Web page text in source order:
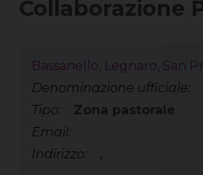
Collaborazione
Bassanello, Legnaro, San
Denominazione ufficiale:
Tipo:
Zona pastorale
Email:
Indirizzo:
,